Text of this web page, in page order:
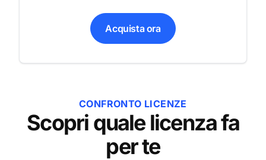
Acquista ora
CONFRONTO LICENZE
Scopri quale licenza fa
per te